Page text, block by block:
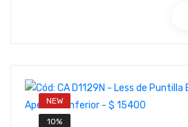
NEW
10%